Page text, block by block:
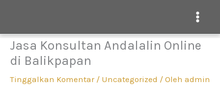
Lewati
konten
Main
Jasa Konsultan Andalalin Online
di Balikpapan
Tinggalkan Komentar / Uncategorized / Oleh admin